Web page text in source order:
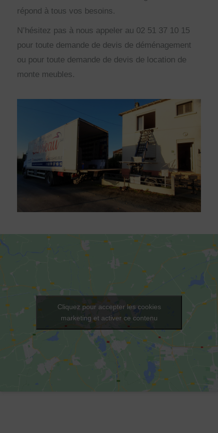
répond à tous vos besoins.
N’hésitez pas à nous appeler au 02 51 37 10 15
pour toute demande de devis de déménagement
ou pour toute demande de devis de location de
monte meubles.
Cliquez pour accepter les cookies
marketing et activer ce contenu